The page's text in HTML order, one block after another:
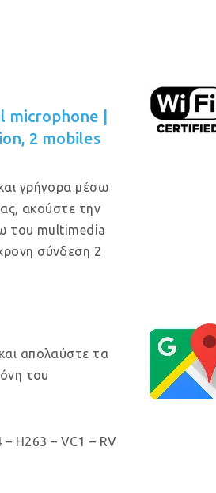
|
2 mobiles
γρήγορα μέσω
ακούστε την
του multimedia
σύνδεση 2
απολαύστε τα
του
H263 – VC1 – RV